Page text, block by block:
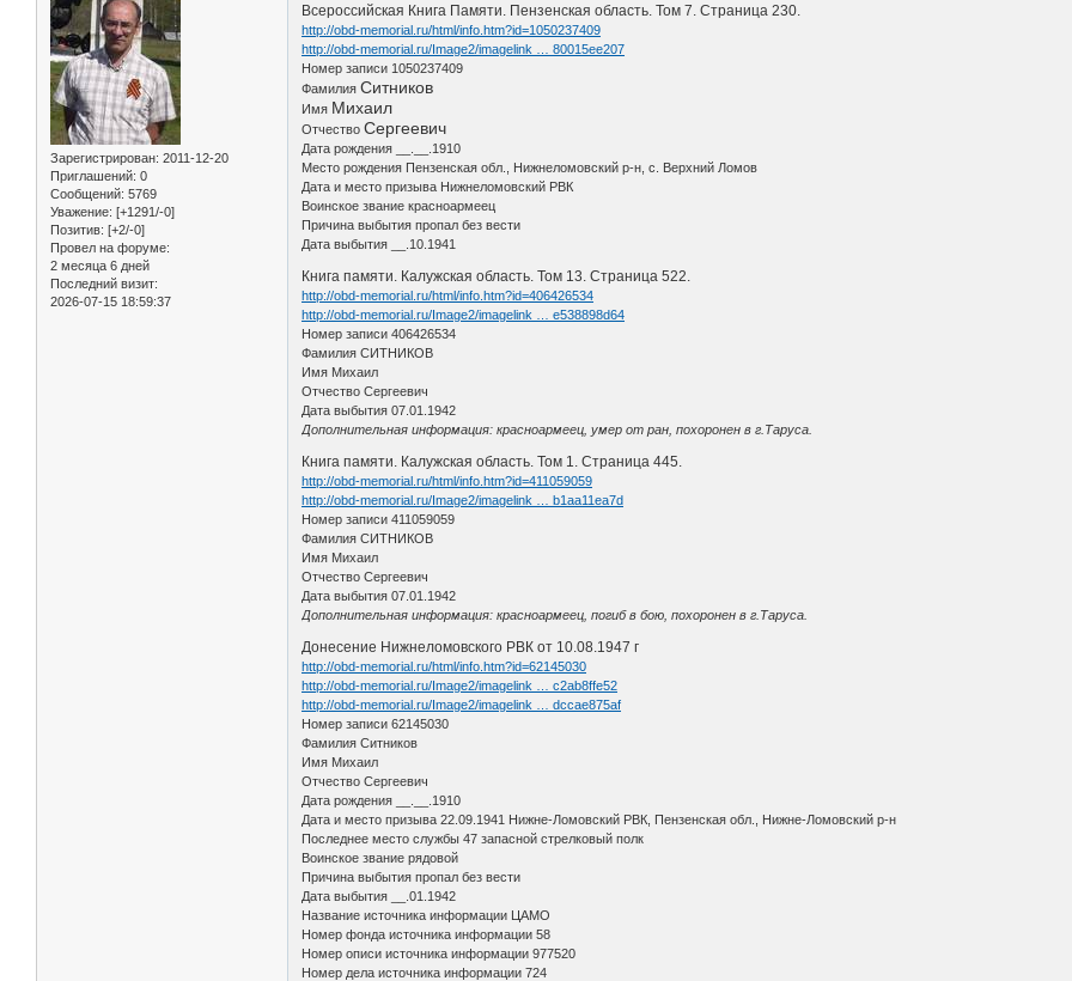
Зарегистрирован: 2011-12-20
Приглашений: 0
Сообщений: 5769
Уважение: [+1291/-0]
Позитив: [+2/-0]
Провел на форуме:
2 месяца 6 дней
Последний визит:
2026-07-15 18:59:37
Всероссийская Книга Памяти. Пензенская область. Том 7. Страница 230.
http://obd-memorial.ru/html/info.htm?id=1050237409
http://obd-memorial.ru/Image2/imagelink … 80015ee207
Номер записи 1050237409
ФамилияСитников
Имя Михаил
ОтчествоСергеевич
Дата рождения __.__.1910
Место рождения Пензенская обл., Нижнеломовский р-н, с. Верхний Ломов
Дата и место призыва Нижнеломовский РВК
Воинское звание красноармеец
Причина выбытия пропал без вести
Дата выбытия __.10.1941
Книга памяти. Калужская область. Том 13. Страница 522.
http://obd-memorial.ru/html/info.htm?id=406426534
http://obd-memorial.ru/Image2/imagelink … e538898d64
Номер записи 406426534
Фамилия СИТНИКОВ
Имя Михаил
Отчество Сергеевич
Дата выбытия 07.01.1942
Дополнительная информация: красноармеец, умер от ран, похоронен в г.Таруса.
Книга памяти. Калужская область. Том 1. Страница 445.
http://obd-memorial.ru/html/info.htm?id=411059059
http://obd-memorial.ru/Image2/imagelink … b1aa11ea7d
Номер записи 411059059
Фамилия СИТНИКОВ
Имя Михаил
Отчество Сергеевич
Дата выбытия 07.01.1942
Дополнительная информация: красноармеец, погиб в бою, похоронен в г.Таруса.
Донесение Нижнеломовского РВК от 10.08.1947 г
http://obd-memorial.ru/html/info.htm?id=62145030
http://obd-memorial.ru/Image2/imagelink … c2ab8ffe52
http://obd-memorial.ru/Image2/imagelink … dccae875af
Номер записи 62145030
Фамилия Ситников
Имя Михаил
Отчество Сергеевич
Дата рождения __.__.1910
Дата и место призыва 22.09.1941 Нижне-Ломовский РВК, Пензенская обл., Нижне-Ломовский р-н
Последнее место службы 47 запасной стрелковый полк
Воинское звание рядовой
Причина выбытия пропал без вести
Дата выбытия __.01.1942
Название источника информации ЦАМО
Номер фонда источника информации 58
Номер описи источника информации 977520
Номер дела источника информации 724